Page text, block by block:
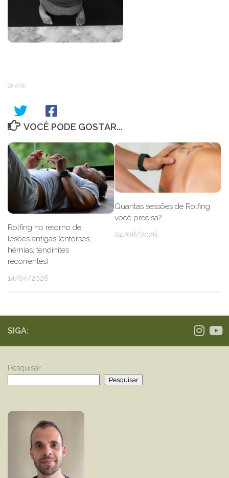
SHARE
VOCÊ PODE GOSTAR...
Rolfing no retorno de
lesões antigas (entorses,
hérnias, tendinites
recorrentes)
14/04/2026
Quantas sessões de Rolfing
você precisa?
04/08/2026
SIGA:
Pesquisar
Pesquisar